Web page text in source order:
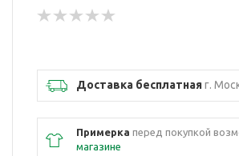
Доставка бесплатнаяг.
Примерка перед покупкой
магазине